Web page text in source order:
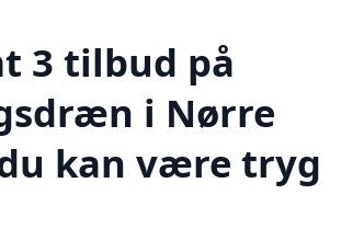
3 tilbud på
i Nørre
kan være tryg